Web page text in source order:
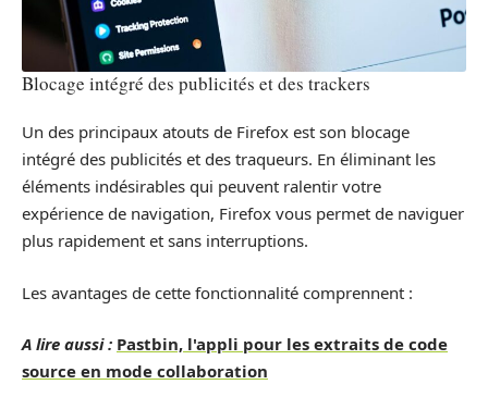
Blocage intégré des publicités et des trackers
Un des principaux atouts de Firefox est son blocage
intégré des publicités et des traqueurs. En éliminant les
éléments indésirables qui peuvent ralentir votre
expérience de navigation, Firefox vous permet de naviguer
plus rapidement et sans interruptions.
Les avantages de cette fonctionnalité comprennent :
A lire aussi : Pastbin, l'appli pour les extraits de code
source en mode collaboration